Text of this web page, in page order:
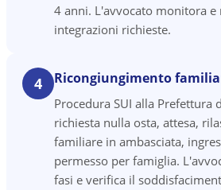
4 anni. L'avvocato monitora e
integrazioni richieste.
4 Ricongiungimento
Procedura SUI alla Prefettura
richiesta nulla osta, attesa,
familiare in ambasciata,
permesso per famiglia.
fasi e verifica il